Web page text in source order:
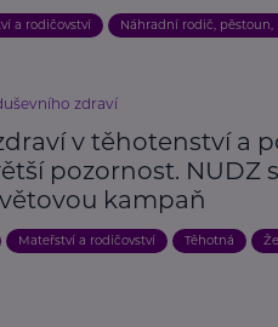
a rodičovství Náhradní rodič, pěstoun,
zdraví
v těhotenství a
pozornost. NUDZ
kampaň
Mateřství a rodičovství Těhotná